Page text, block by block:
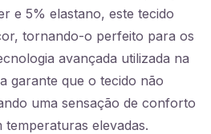
e 5% elastano, este tecido
tornando-o perfeito para os
avançada utilizada na
garante que o tecido não
uma sensação de conforto
temperaturas elevadas.